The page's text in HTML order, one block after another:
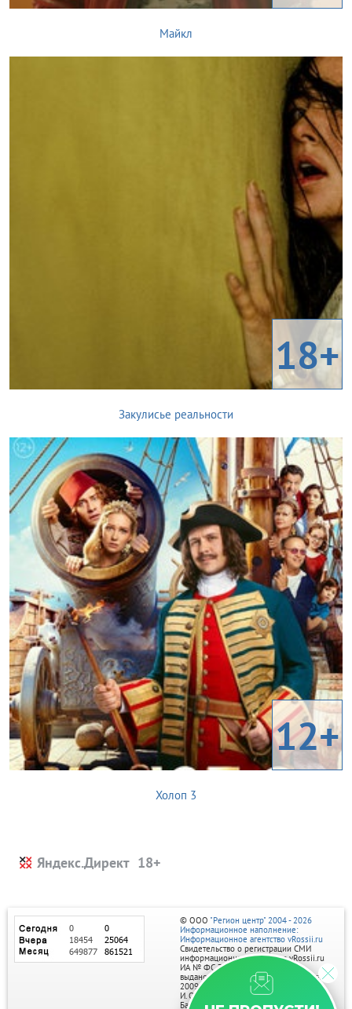
Майкл
18+
Закулисье реальности
12+
Холоп 3
Яндекс.Директ
© ООО "Регион центр" 2004 - 2026
Информационное наполнение:
Информационное агентство vRossii.ru
Свидетельство о регистрации СМИ
информационного агентства vRossii.ru
ИА № ФС 77‑35502
выдано РОСКОМНАДЗОРом 04 марта
2009г.
И. О. Главного редактора Нарыков А. Н.
Баннеры на портале размещаются на